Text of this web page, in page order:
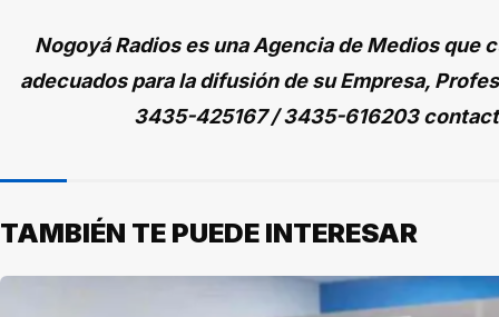
Nogoyá Radios es una Agencia de Medios
adecuados para la difusión de su Empresa,
3435-425167 / 3435-616203
TAMBIÉN TE PUEDE INTERESAR